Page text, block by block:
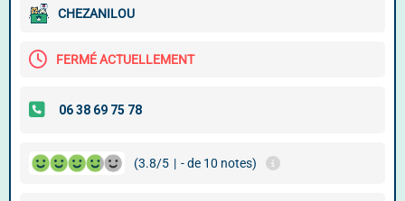
CHEZANILOU
FERMÉ ACTUELLEMENT
(3.8/5 | - de 10 notes)